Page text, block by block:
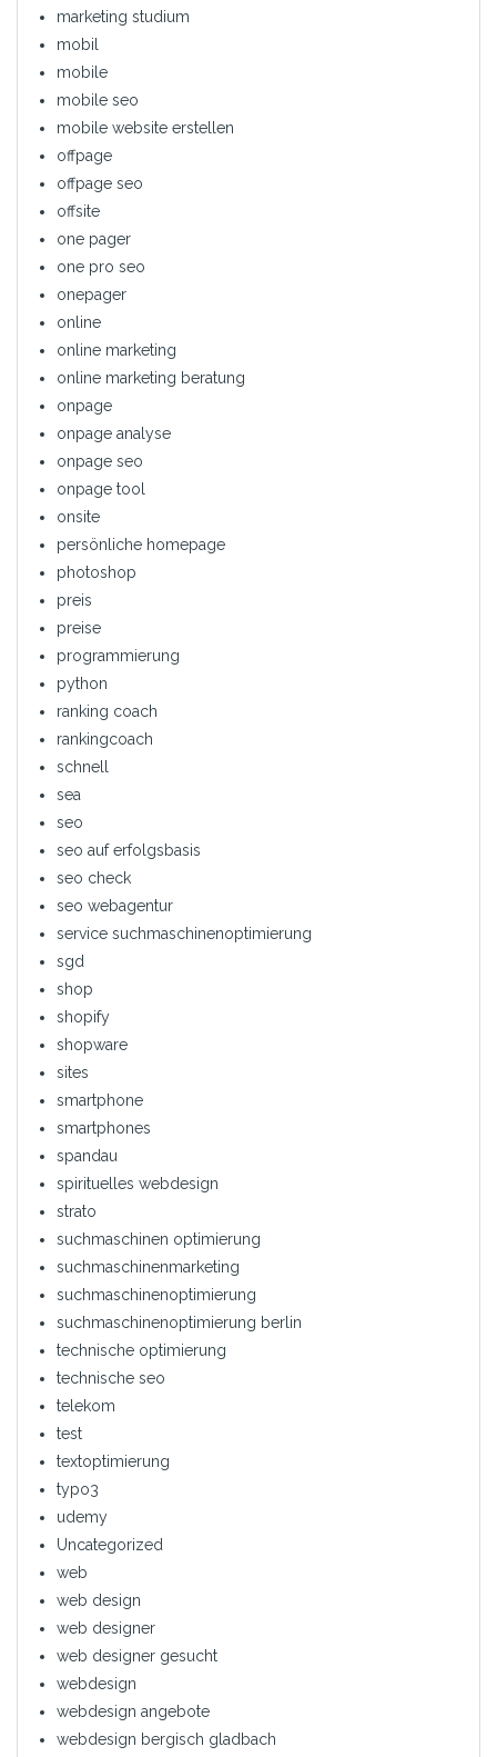
marketing studium
mobil
mobile
mobile seo
mobile website erstellen
offpage
offpage seo
offsite
one pager
one pro seo
onepager
online
online marketing
online marketing beratung
onpage
onpage analyse
onpage seo
onpage tool
onsite
persönliche homepage
photoshop
preis
preise
programmierung
python
ranking coach
rankingcoach
schnell
sea
seo
seo auf erfolgsbasis
seo check
seo webagentur
service suchmaschinenoptimierung
sgd
shop
shopify
shopware
sites
smartphone
smartphones
spandau
spirituelles webdesign
strato
suchmaschinen optimierung
suchmaschinenmarketing
suchmaschinenoptimierung
suchmaschinenoptimierung berlin
technische optimierung
technische seo
telekom
test
textoptimierung
typo3
udemy
Uncategorized
web
web design
web designer
web designer gesucht
webdesign
webdesign angebote
webdesign bergisch gladbach